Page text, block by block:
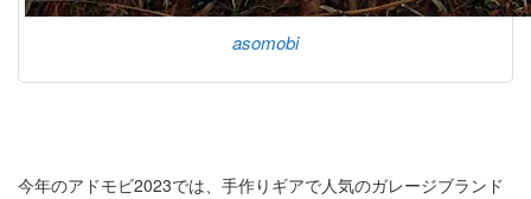
asomobi
今年のアドモビ2023では、手作りギアで人気のガレージブランド